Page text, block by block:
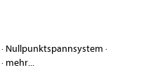
· Nullpunktspannsystem ·
· mehr...